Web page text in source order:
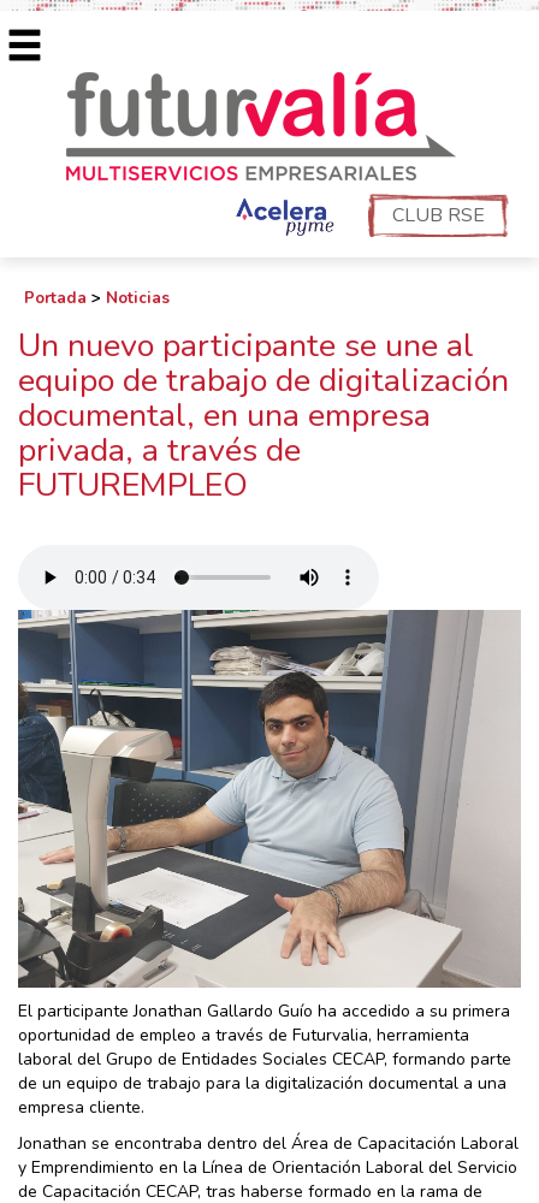
CLUB RSE
Portada > Noticias
Un nuevo participante se une al
equipo de trabajo de digitalización
documental, en una empresa
privada, a través de
FUTUREMPLEO
El participante Jonathan Gallardo Guío ha accedido a su primera
oportunidad de empleo a través de Futurvalia, herramienta
laboral del Grupo de Entidades Sociales CECAP, formando parte
de un equipo de trabajo para la digitalización documental a una
empresa cliente.
Jonathan se encontraba dentro del Área de Capacitación Laboral
y Emprendimiento en la Línea de Orientación Laboral del Servicio
de Capacitación CECAP, tras haberse formado en la rama de